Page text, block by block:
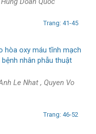
Trang: 41-45
hòa oxy máu tĩnh mạch
nhân phẫu thuật
Le Nhat , Quyen Vo
Trang: 46-52